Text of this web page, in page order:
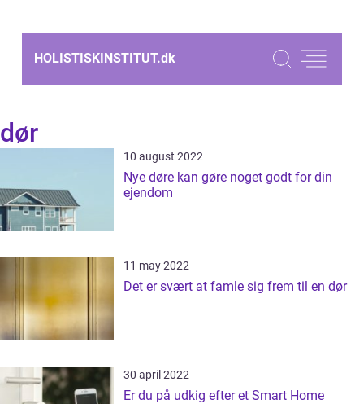
HOLISTISKINSTITUT.dk
dør
10 august 2022
Nye døre kan gøre noget godt for din
ejendom
11 may 2022
Det er svært at famle sig frem til en dør
30 april 2022
Er du på udkig efter et Smart Home